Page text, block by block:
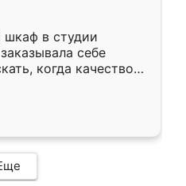
шкаф в студии
себе
когда качеством
кухня уже почти